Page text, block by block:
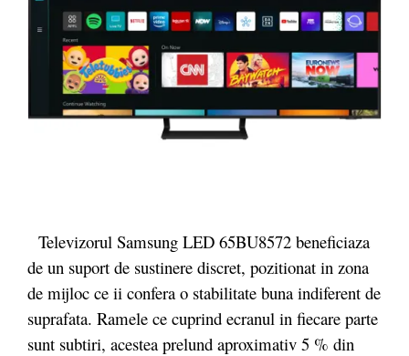
Televizorul Samsung LED 65BU8572 beneficiaza
de un suport de sustinere discret, pozitionat in zona
de mijloc ce ii confera o stabilitate buna indiferent de
suprafata. Ramele ce cuprind ecranul in fiecare parte
sunt subtiri, acestea prelund aproximativ 5 % din